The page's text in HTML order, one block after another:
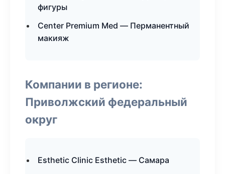
фигуры
Center Premium Med — Перманентный
макияж
Компании в регионе:
Приволжский федеральный
округ
Esthetic Clinic Esthetic — Самара